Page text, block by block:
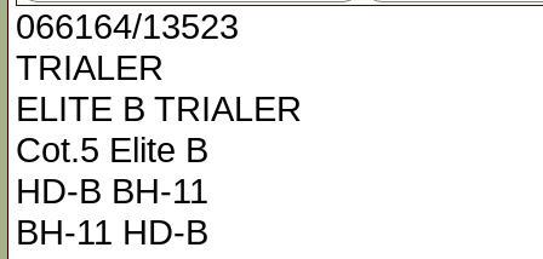
066164/13523
TRIALER
ELITE B TRIALER
Cot.5 Elite B
HD-B BH-11
BH-11 HD-B